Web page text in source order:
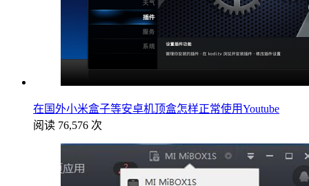
在国外小米盒子等安卓机顶盒怎样正常使用Youtube
阅读 76,576 次